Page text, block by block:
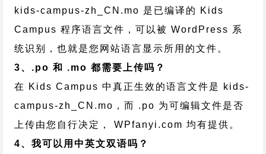
kids-campus-zh_CN.mo 是已编译的 Kids
Campus 程序语言文件，可以被 WordPress 系
统识别，也就是您网站语言显示所用的文件。
3、.po 和 .mo 都需要上传吗？
在 Kids Campus 中真正生效的语言文件是 kids-
campus-zh_CN.mo，而 .po 为可编辑文件是否
上传由您自行决定， WPfanyi.com 均有提供。
4、我可以用中英文双语吗？